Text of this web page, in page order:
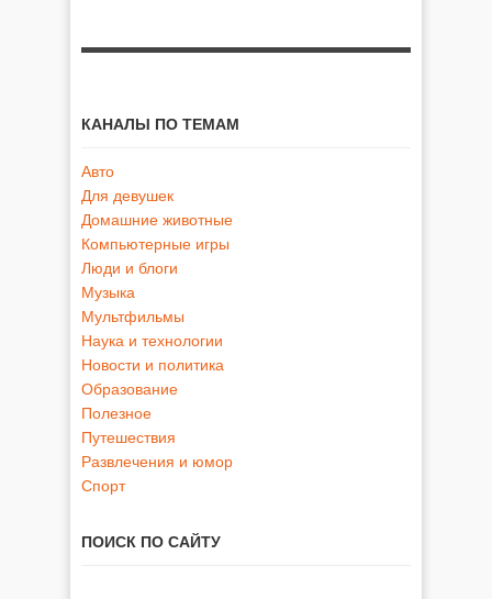
КАНАЛЫ ПО ТЕМАМ
Авто
Для девушек
Домашние животные
Компьютерные игры
Люди и блоги
Музыка
Мультфильмы
Наука и технологии
Новости и политика
Образование
Полезное
Путешествия
Развлечения и юмор
Спорт
ПОИСК ПО САЙТУ